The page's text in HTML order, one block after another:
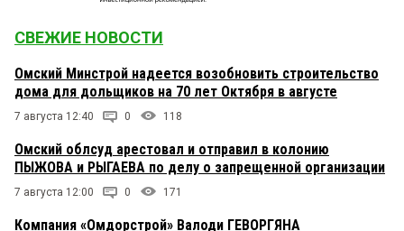
СВЕЖИЕ НОВОСТИ
Омский Минстрой надеется возобновить строительство
дома для дольщиков на 70 лет Октября в августе
7 августа 12:40 0 118
Омский облсуд арестовал и отправил в колонию
ПЫЖОВА и РЫГАЕВА по делу о запрещенной организации
7 августа 12:00 0 171
Компания «Омдорстрой» Валоди ГЕВОРГЯНА